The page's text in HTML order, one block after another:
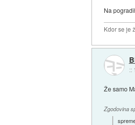
Na
Kdor se je
::
Že samo
Zgodovina